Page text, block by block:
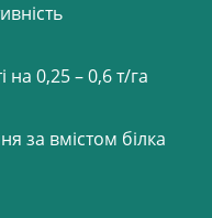
0,25 – 0,6 т/га
за вмістом білка